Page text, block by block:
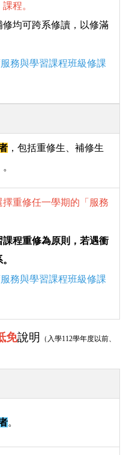
程。
修均可跨系修讀，以修滿
務與學習課程班級修課
，包括重修生、補修生
擇重修任一學期的「服務
課程重修為原則，若遇衝
務與學習課程班級修課
免說明
（入學112學年度以前、
。